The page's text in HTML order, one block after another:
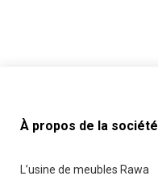
À propos de la société
L’usine de meubles Rawa